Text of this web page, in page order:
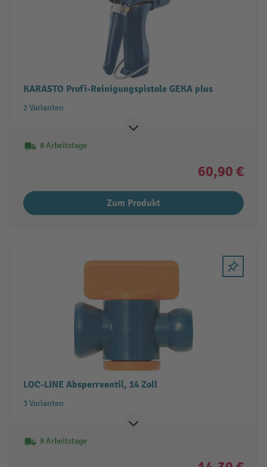
KARASTO Profi-Reinigungspistole GEKA plus
2 Varianten
8 Arbeitstage
60,90 €
Zum Produkt
LOC-LINE Absperrventil, 14 Zoll
3 Varianten
8 Arbeitstage